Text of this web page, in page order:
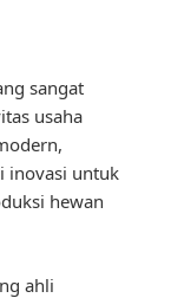
sangat
usaha
inovasi untuk
hewan
ahli